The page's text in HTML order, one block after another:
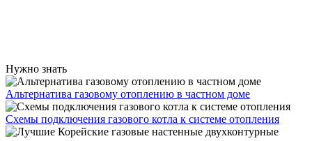
Нужно знать
Альтернатива газовому отоплению в частном доме
Схемы подключения газового котла к системе отопления